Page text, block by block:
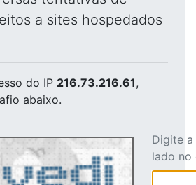
a sites hospedados
do IP 216.73.216.61,
abaixo.
Digite
lado no